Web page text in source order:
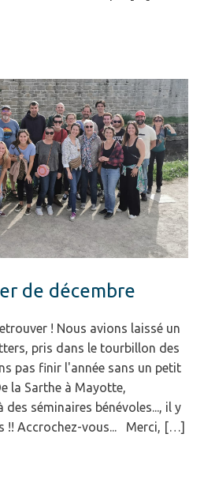
de décembre
! Nous avions laissé un
pris dans le tourbillon des
pas finir l'année sans un petit
la Sarthe à Mayotte,
séminaires bénévoles..., il y
!! Accrochez-vous... Merci, […]